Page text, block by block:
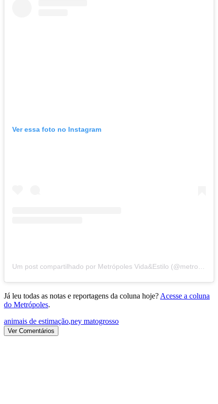
Ver essa foto no Instagram
Já leu todas as notas e reportagens da coluna hoje? Acesse a coluna
do Metrópoles.
animais de estimação,ney matogrosso
Ver Comentários